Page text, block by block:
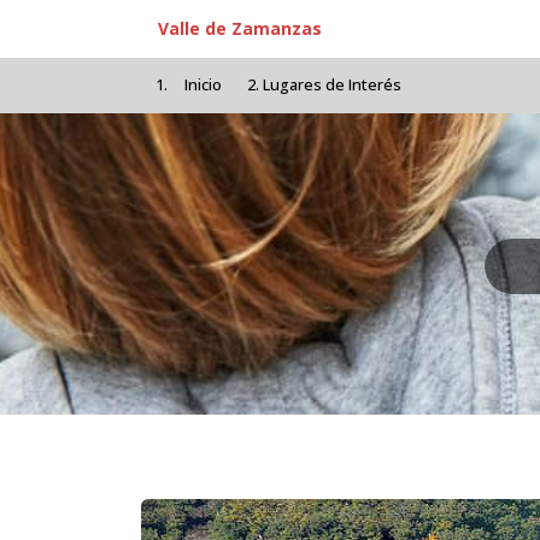
Pasar al contenido principal
Valle de Zamanzas
Inicio Lugares de Interés